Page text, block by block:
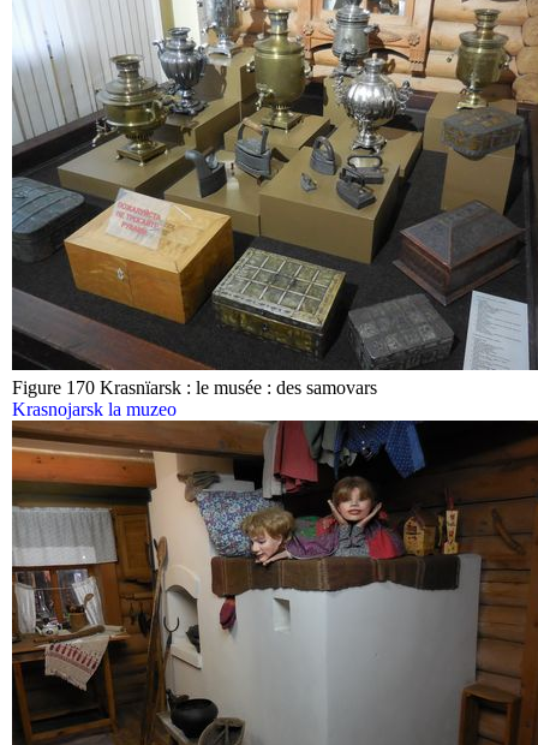
Figure 170 Krasnïarsk : le musée : des samovars
Krasnojarsk la muzeo